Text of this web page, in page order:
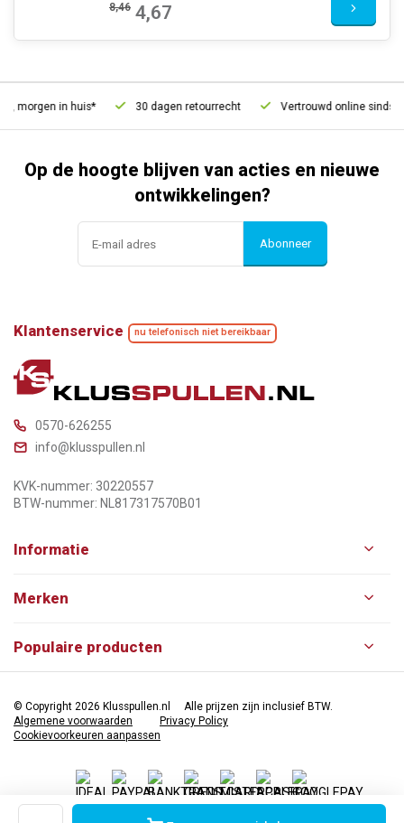
8,46 4,67
morgen in huis* 30 dagen retourrecht Vertrouwd online sinds
Op de hoogte blijven van acties en nieuwe
ontwikkelingen?
Abonneer
Klantenservice nu telefonisch niet bereikbaar
0570-626255
info@klusspullen.nl
KVK-nummer: 30220557
BTW-nummer: NL817317570B01
Informatie
Merken
Populaire producten
© Copyright 2026 Klusspullen.nl
Alle prijzen zijn inclusief BTW.
Algemene voorwaarden
Privacy Policy
Cookievoorkeuren aanpassen